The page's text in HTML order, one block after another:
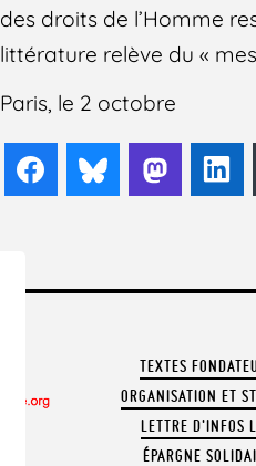
des droits de l’Homme
littérature relève du «
Paris, le 2 octobre
FacebookBluesky
TEXTES
ORGANISATION ET
LETTRE D'INFOS
ÉPARGNE